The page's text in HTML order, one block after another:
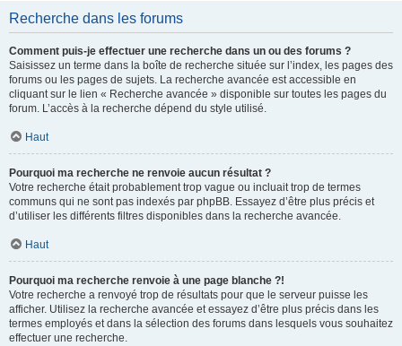
Recherche dans les forums
Comment puis-je effectuer une recherche dans un ou des forums ?
Saisissez un terme dans la boîte de recherche située sur l’index, les pages des
forums ou les pages de sujets. La recherche avancée est accessible en
cliquant sur le lien « Recherche avancée » disponible sur toutes les pages du
forum. L’accès à la recherche dépend du style utilisé.
Haut
Pourquoi ma recherche ne renvoie aucun résultat ?
Votre recherche était probablement trop vague ou incluait trop de termes
communs qui ne sont pas indexés par phpBB. Essayez d’être plus précis et
d’utiliser les différents filtres disponibles dans la recherche avancée.
Haut
Pourquoi ma recherche renvoie à une page blanche ?!
Votre recherche a renvoyé trop de résultats pour que le serveur puisse les
afficher. Utilisez la recherche avancée et essayez d’être plus précis dans les
termes employés et dans la sélection des forums dans lesquels vous souhaitez
effectuer une recherche.